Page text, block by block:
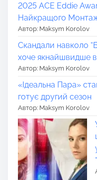
2025 ACE Eddie
Найкращого
Автор: Maksym Korolov
Скандали навколо
хоче якнайшвидше
Автор: Maksym Korolov
«Ідеальна Пара»
готує другий сезон
Автор: Maksym Korolov